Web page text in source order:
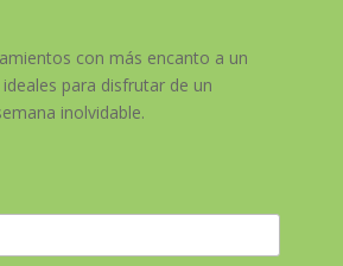
con más encanto a un
para disfrutar de un
inolvidable.